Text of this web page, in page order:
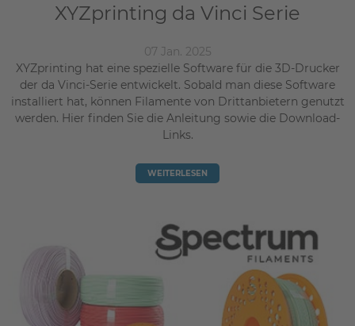
XYZprinting da Vinci Serie
07 Jan. 2025
XYZprinting hat eine spezielle Software für die 3D-Drucker
der da Vinci-Serie entwickelt. Sobald man diese Software
installiert hat, können Filamente von Drittanbietern genutzt
werden. Hier finden Sie die Anleitung sowie die Download-
Links.
WEITERLESEN